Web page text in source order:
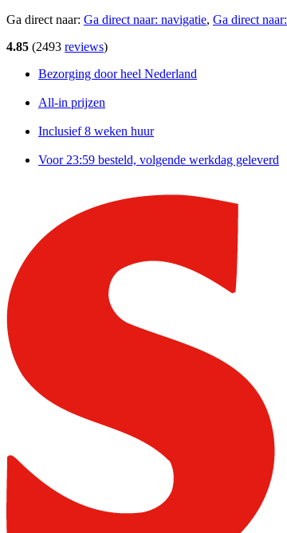
Ga direct naar: Ga direct naar: navigatie, Ga direct naar:
4.85 (2493 reviews)
Bezorging door heel Nederland
All-in prijzen
Inclusief 8 weken huur
Voor 23:59 besteld, volgende werkdag geleverd